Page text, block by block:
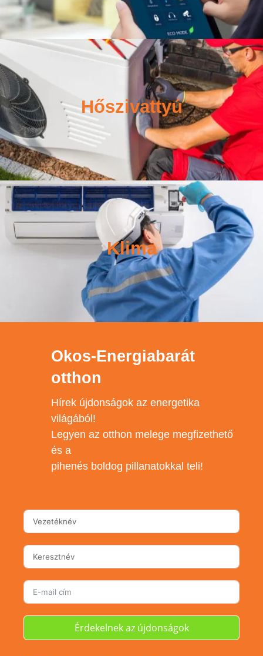
Hőszivattyú
Klima
Okos-Energiabarát
otthon
Hírek újdonságok az energetika
világából!
Legyen az otthon melege megfizethető
és a
pihenés boldog pillanatokkal teli!
Érdekelnek az újdonságok